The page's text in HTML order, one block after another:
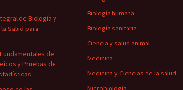
de Biología y
Salud para
de
y Pruebas de
Biología humana
Biología sanitaria
Ciencia y salud animal
Medicina
Medicina y Ciencias de la salud
Microbiología